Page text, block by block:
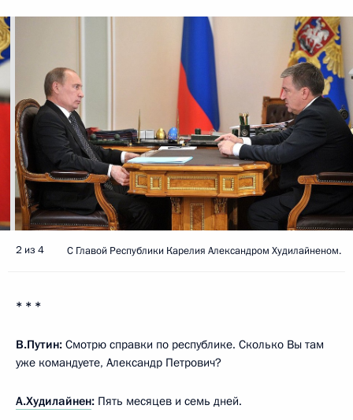
2 из 4 С Главой Республики Карелия Александром Худилайненом.
* * *
В.Путин: Смотрю справки по республике. Сколько Вы там
уже командуете, Александр Петрович?
А.Худилайнен: Пять месяцев и семь дней.